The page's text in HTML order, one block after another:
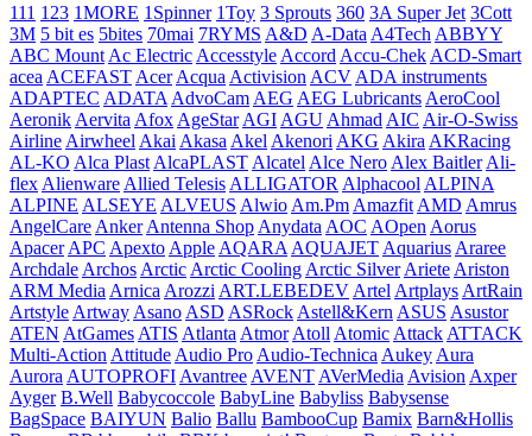
111 123 1MORE 1Spinner 1Toy 3 Sprouts 360 3A Super Jet 3Cott
3M 5 bit es 5bites 70mai 7RYMS A&D A-Data A4Tech ABBYY
ABC Mount Ac Electric Accesstyle Accord Accu-Chek ACD-Smart
acea ACEFAST Acer Acqua Activision ACV ADA instruments
ADAPTEC ADATA AdvoCam AEG AEG Lubricants AeroCool
Aeronik Aervita Afox AgeStar AGI AGU Ahmad AIC Air-O-Swiss
Airline Airwheel Akai Akasa Akel Akenori AKG Akira AKRacing
AL-KO Alca Plast AlcaPLAST Alcatel Alce Nero Alex Baitler Ali-
flex Alienware Allied Telesis ALLIGATOR Alphacool ALPINA
ALPINE ALSEYE ALVEUS Alwio Am.Pm Amazfit AMD Amrus
AngelCare Anker Antenna Shop Anydata AOC AOpen Aorus
Apacer APC Apexto Apple AQARA AQUAJET Aquarius Araree
Archdale Archos Arctic Arctic Cooling Arctic Silver Ariete Ariston
ARM Media Arnica Arozzi ART.LEBEDEV Artel Artplays ArtRain
Artstyle Artway Asano ASD ASRock Astell&Kern ASUS Asustor
ATEN AtGames ATIS Atlanta Atmor Atoll Atomic Attack ATTACK
Multi-Action Attitude Audio Pro Audio-Technica Aukey Aura
Aurora AUTOPROFI Avantree AVENT AVerMedia Avision Axper
Ayger B.Well Babycoccole BabyLine Babyliss Babysense
BagSpace BAIYUN Balio Ballu BambooCup Bamix Barn&Hollis